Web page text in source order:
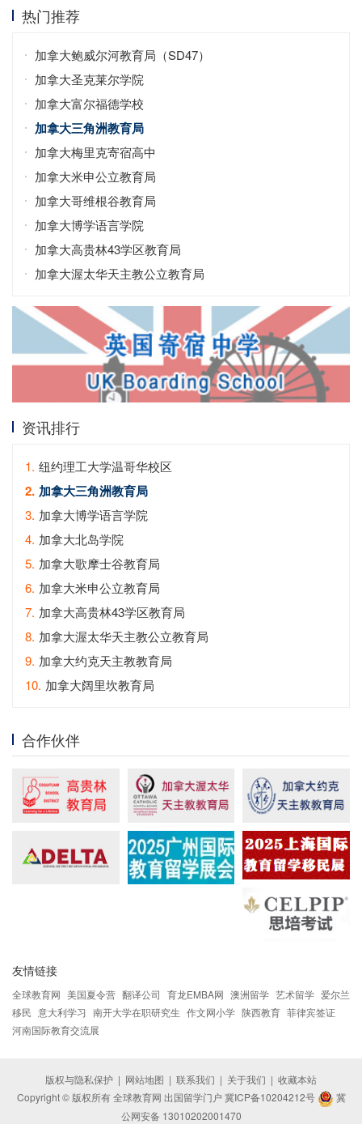
热门推荐
加拿大鲍威尔河教育局（SD47）
加拿大圣克莱尔学院
加拿大富尔福德学校
加拿大三角洲教育局
加拿大梅里克寄宿高中
加拿大米申公立教育局
加拿大哥维根谷教育局
加拿大博学语言学院
加拿大高贵林43学区教育局
加拿大渥太华天主教公立教育局
资讯排行
1. 纽约理工大学温哥华校区
2. 加拿大三角洲教育局
3. 加拿大博学语言学院
4. 加拿大北岛学院
5. 加拿大歌摩士谷教育局
6. 加拿大米申公立教育局
7. 加拿大高贵林43学区教育局
8. 加拿大渥太华天主教公立教育局
9. 加拿大约克天主教教育局
10. 加拿大阔里坎教育局
合作伙伴
友情链接
全球教育网 美国夏令营 翻译公司 育龙EMBA网 澳洲留学 艺术留学 爱尔兰
移民 意大利学习 南开大学在职研究生 作文网小学 陕西教育 菲律宾签证
河南国际教育交流展
版权与隐私保护 | 网站地图 | 联系我们 | 关于我们 | 收藏本站
Copyright © 版权所有 全球教育网 出国留学门户 冀ICP备10204212号
冀
公网安备 13010202001470